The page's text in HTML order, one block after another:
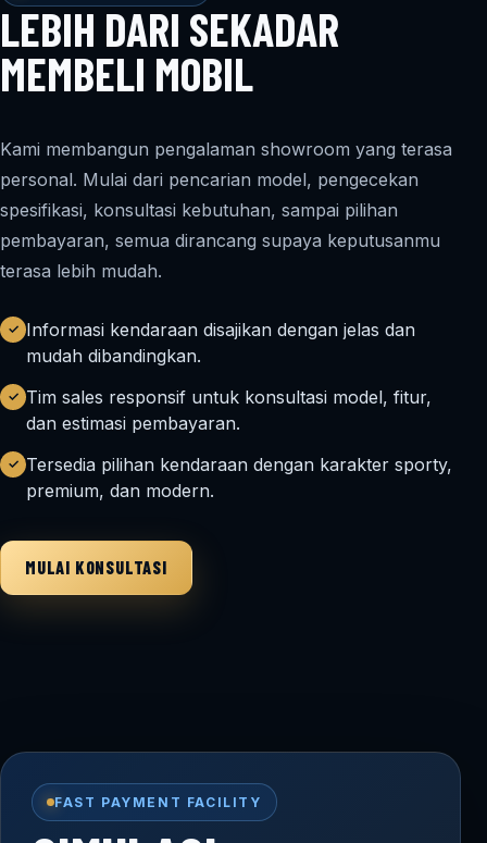
LEBIH DARI SEKADAR
MEMBELI MOBIL
Kami membangun pengalaman showroom yang terasa
personal. Mulai dari pencarian model, pengecekan
spesifikasi, konsultasi kebutuhan, sampai pilihan
pembayaran, semua dirancang supaya keputusanmu
terasa lebih mudah.
✓ Informasi kendaraan disajikan dengan jelas dan
mudah dibandingkan.
✓ Tim sales responsif untuk konsultasi model, fitur,
dan estimasi pembayaran.
✓ Tersedia pilihan kendaraan dengan karakter sporty,
premium, dan modern.
MULAI KONSULTASI
FAST PAYMENT FACILITY